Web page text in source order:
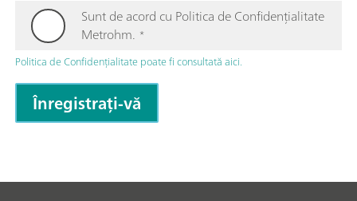
Sunt de acord cu Politica de Confidențialitate
Metrohm. *
Politica de Confidențialitate poate fi consultată aici.